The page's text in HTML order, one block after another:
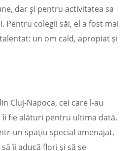
dar și pentru activitatea sa
Pentru colegii săi, el a fost mai
un om cald, apropiat și
Cluj-Napoca, cei care l-au
îi fie alături pentru ultima dată.
un spațiu special amenajat,
îi aducă flori și să se